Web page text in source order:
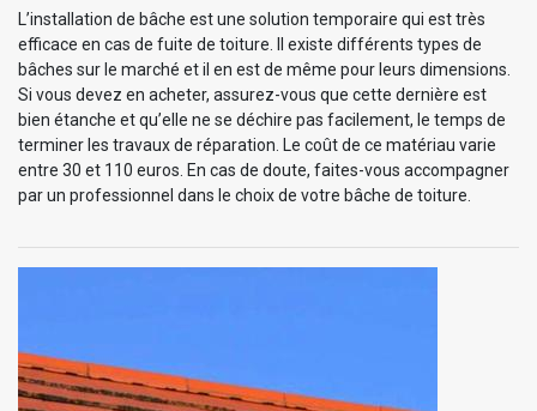
L’installation de bâche est une solution temporaire qui est très
efficace en cas de fuite de toiture. Il existe différents types de
bâches sur le marché et il en est de même pour leurs dimensions.
Si vous devez en acheter, assurez-vous que cette dernière est
bien étanche et qu’elle ne se déchire pas facilement, le temps de
terminer les travaux de réparation. Le coût de ce matériau varie
entre 30 et 110 euros. En cas de doute, faites-vous accompagner
par un professionnel dans le choix de votre bâche de toiture.